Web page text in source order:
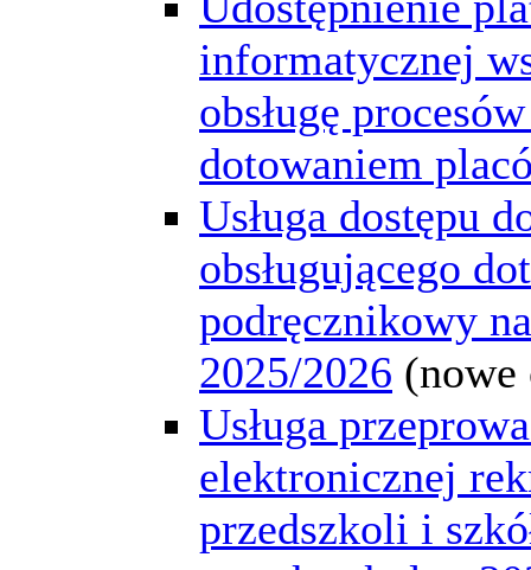
informatycznej
obsługę
dotowaniem
Usługa dostępu
obsługującego
podręcznikowy
2025/2026 (nowe
Usługa
elektronicznej
przedszkoli i